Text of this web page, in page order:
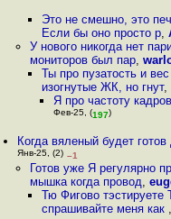
Это не смешно, это
Если бы оно просто р,
У нового никогда нет
мониторов был пар,
Ты про пузатость и
изогнутые ЖК, но гнут,
Я про частоту
Фев-25, (197)
Когда вяленый будет
Янв-25, (2) –1
Готов уже Я регулярно
мышка когда провод,
Тю Фигово тэстируете
спрашивайте меня как ,